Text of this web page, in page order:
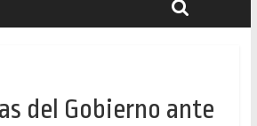
del Gobierno ante